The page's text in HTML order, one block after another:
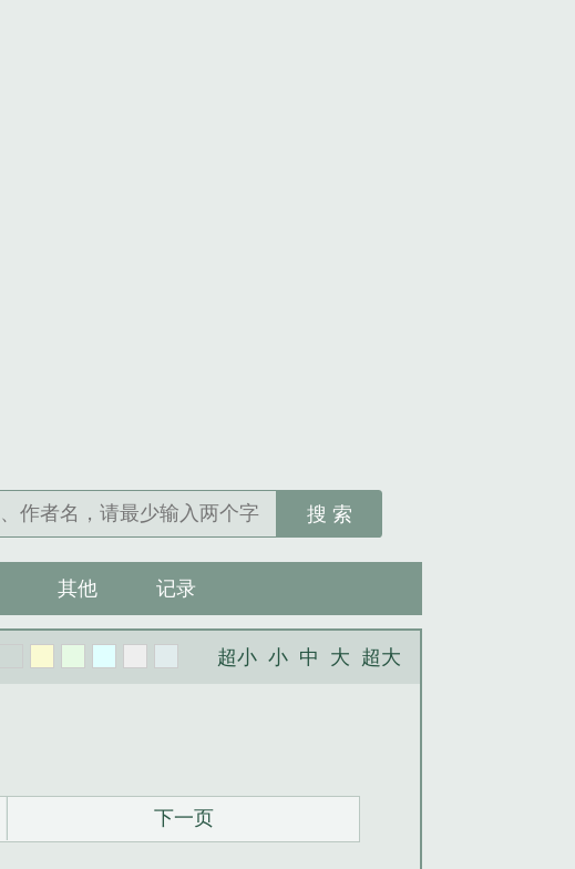
搜 索
其他 记录
超小 小 中 大 超大
下一页